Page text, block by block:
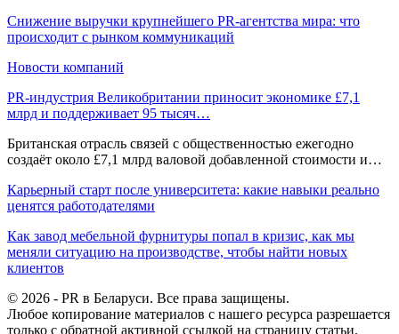
Снижение выручки крупнейшего PR-агентства мира: что
происходит с рынком коммуникаций
Новости компаний
PR-индустрия Великобритании приносит экономике £7,1
млрд и поддерживает 95 тысяч…
Британская отрасль связей с общественностью ежегодно
создаёт около £7,1 млрд валовой добавленной стоимости и…
Карьерный старт после университета: какие навыки реально
ценятся работодателями
Как завод мебельной фурнитуры попал в кризис, как мы
меняли ситуацию на производстве, чтобы найти новых
клиентов
© 2026 - PR в Беларуси. Все права защищены.
Любое копирование материалов с нашего ресурса разрешается
только с обратной активной ссылкой на страницу статьи.